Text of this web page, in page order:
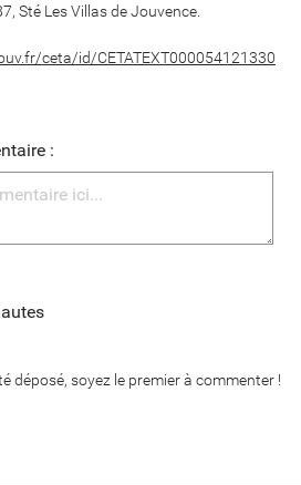
Sté Les Villas de Jouvence.
ceta/id/CETATEXT000054121330
:
déposé, soyez le premier à commenter !